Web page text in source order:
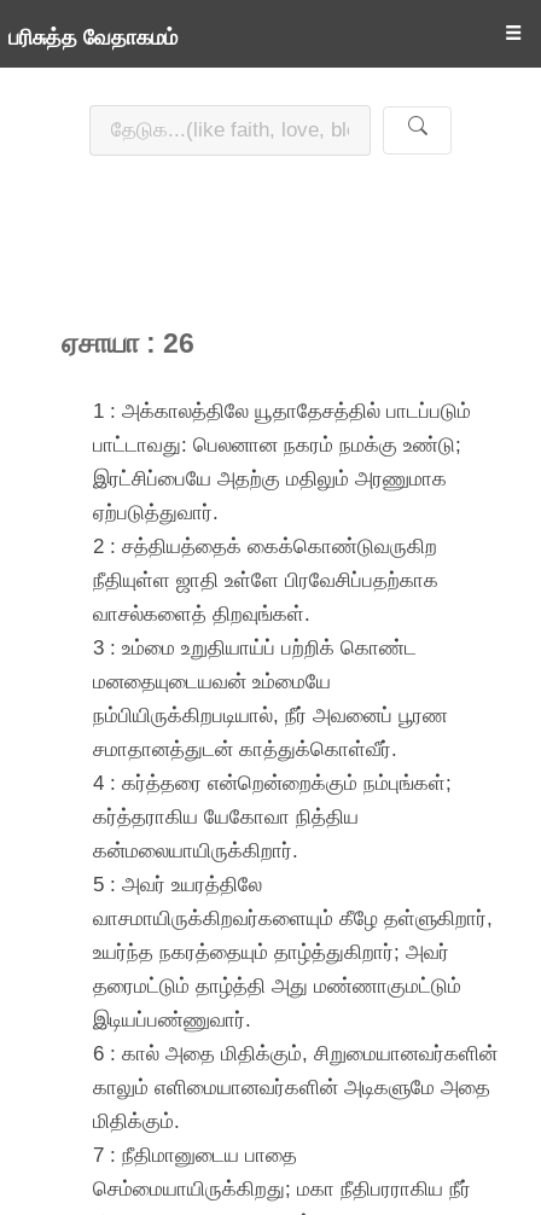
பரிசுத்த வேதாகமம் ☰
ஏசாயா : 26
1 : அக்காலத்திலே யூதாதேசத்தில் பாடப்படும்
பாட்டாவது: பெலனான நகரம் நமக்கு உண்டு;
இரட்சிப்பையே அதற்கு மதிலும் அரணுமாக
ஏற்படுத்துவார்.
2 : சத்தியத்தைக் கைக்கொண்டுவருகிற
நீதியுள்ள ஜாதி உள்ளே பிரவேசிப்பதற்காக
வாசல்களைத் திறவுங்கள்.
3 : உம்மை உறுதியாய்ப் பற்றிக் கொண்ட
மனதையுடையவன் உம்மையே
நம்பியிருக்கிறபடியால், நீர் அவனைப் பூரண
சமாதானத்துடன் காத்துக்கொள்வீர்.
4 : கர்த்தரை என்றென்றைக்கும் நம்புங்கள்;
கர்த்தராகிய யேகோவா நித்திய
கன்மலையாயிருக்கிறார்.
5 : அவர் உயரத்திலே
வாசமாயிருக்கிறவர்களையும் கீழே தள்ளுகிறார்,
உயர்ந்த நகரத்தையும் தாழ்த்துகிறார்; அவர்
தரைமட்டும் தாழ்த்தி அது மண்ணாகுமட்டும்
இடியப்பண்ணுவார்.
6 : கால் அதை மிதிக்கும், சிறுமையானவர்களின்
காலும் எளிமையானவர்களின் அடிகளுமே அதை
மிதிக்கும்.
7 : நீதிமானுடைய பாதை
செம்மையாயிருக்கிறது; மகா நீதிபரராகிய நீர்